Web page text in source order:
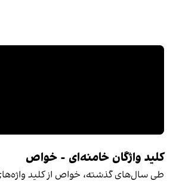
کلید واژگان خامنه‌ای - خواص
طی سال‌های گذشته، خواص از کلید